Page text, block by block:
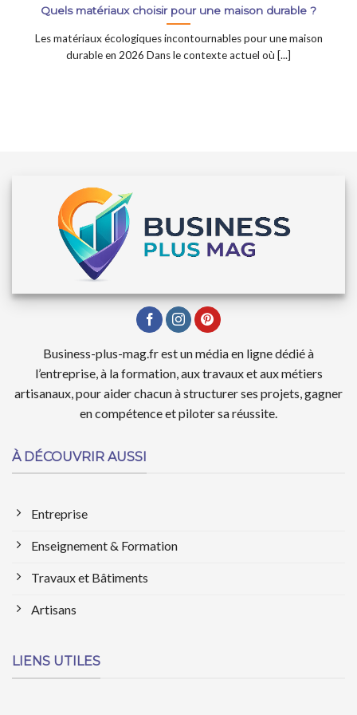
Quels matériaux choisir pour une maison durable ?
Les matériaux écologiques incontournables pour une maison
durable en 2026 Dans le contexte actuel où [...]
Business-plus-mag.fr est un média en ligne dédié à
l’entreprise, à la formation, aux travaux et aux métiers
artisanaux, pour aider chacun à structurer ses projets, gagner
en compétence et piloter sa réussite.
À DÉCOUVRIR AUSSI
Entreprise
Enseignement & Formation
Travaux et Bâtiments
Artisans
LIENS UTILES